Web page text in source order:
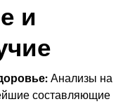
и
Анализы на
составляющие